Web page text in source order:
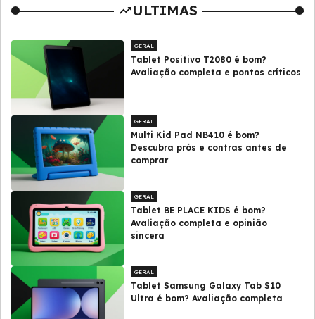
ULTIMAS
GERAL
Tablet Positivo T2080 é bom?
Avaliação completa e pontos críticos
GERAL
Multi Kid Pad NB410 é bom?
Descubra prós e contras antes de
comprar
GERAL
Tablet BE PLACE KIDS é bom?
Avaliação completa e opinião
sincera
GERAL
Tablet Samsung Galaxy Tab S10
Ultra é bom? Avaliação completa